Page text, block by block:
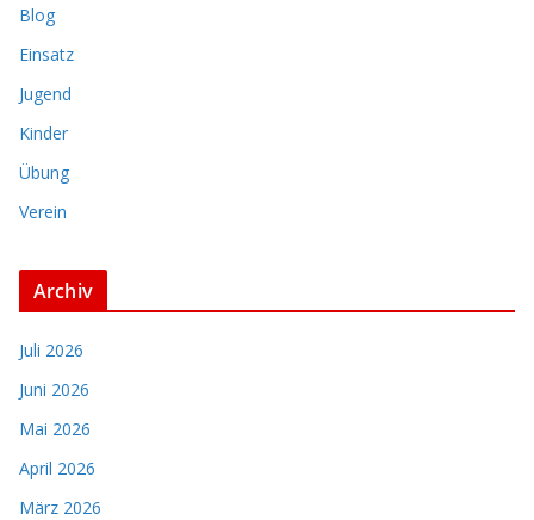
Blog
Einsatz
Jugend
Kinder
Übung
Verein
Archiv
Juli 2026
Juni 2026
Mai 2026
April 2026
März 2026